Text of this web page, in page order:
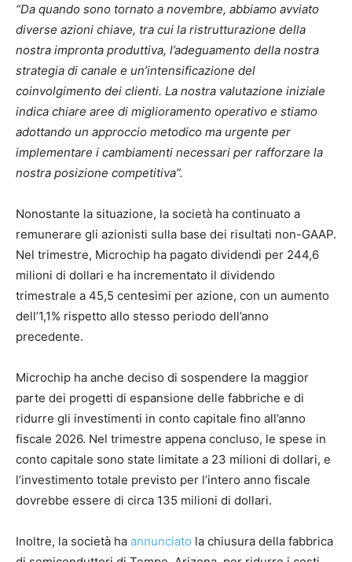
“Da quando sono tornato a novembre, abbiamo avviato
diverse azioni chiave, tra cui la ristrutturazione della
nostra impronta produttiva, l’adeguamento della nostra
strategia di canale e un’intensificazione del
coinvolgimento dei clienti. La nostra valutazione iniziale
indica chiare aree di miglioramento operativo e stiamo
adottando un approccio metodico ma urgente per
implementare i cambiamenti necessari per rafforzare la
nostra posizione competitiva”.
Nonostante la situazione, la società ha continuato a
remunerare gli azionisti sulla base dei risultati non-GAAP.
Nel trimestre, Microchip ha pagato dividendi per 244,6
milioni di dollari e ha incrementato il dividendo
trimestrale a 45,5 centesimi per azione, con un aumento
dell’1,1% rispetto allo stesso periodo dell’anno
precedente.
Microchip ha anche deciso di sospendere la maggior
parte dei progetti di espansione delle fabbriche e di
ridurre gli investimenti in conto capitale fino all’anno
fiscale 2026. Nel trimestre appena concluso, le spese in
conto capitale sono state limitate a 23 milioni di dollari, e
l’investimento totale previsto per l’intero anno fiscale
dovrebbe essere di circa 135 milioni di dollari.
Inoltre, la società ha annunciato la chiusura della fabbrica